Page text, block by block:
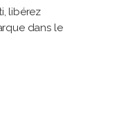
libérez
dans le